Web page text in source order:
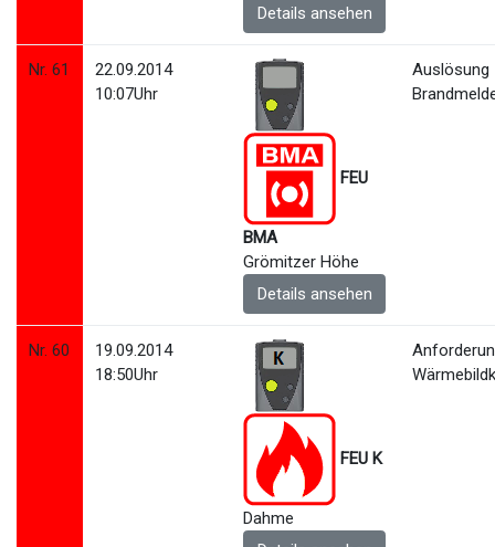
Details ansehen
Nr. 61
22.09.2014
10:07Uhr
FEU
BMA
Grömitzer Höhe
Details ansehen
Auslösung
Nr. 60
19.09.2014
18:50Uhr
FEU K
Dahme